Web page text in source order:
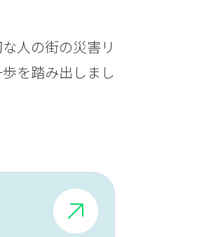
人の街の災害リ
を踏み出しまし